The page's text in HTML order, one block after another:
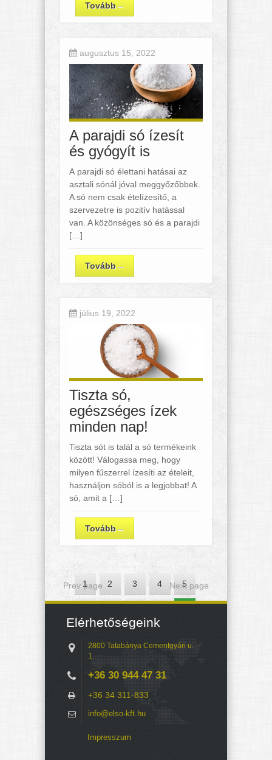
Tovább→
augusztus 15, 2022
A parajdi só ízesít
és gyógyít is
A parajdi só élettani hatásai az
asztali sónál jóval meggyőzőbbek.
A só nem csak ételízesítő, a
szervezetre is pozitív hatással
van. A közönséges só és a parajdi
[…]
Tovább→
július 19, 2022
Tiszta só,
egészséges ízek
minden nap!
Tiszta sót is talál a só termékeink
között! Válogassa meg, hogy
milyen fűszerrel ízesíti az ételeit,
használjon sóból is a legjobbat! A
só, amit a […]
Tovább→
Prev page
1 2 3 4 5
Next page
Elérhetőségeink
2800 Tatabánya Cementgyári u.
1.
+36 30 944 47 31
+36 34 311-833
info@elso-kft.hu
Impresszum